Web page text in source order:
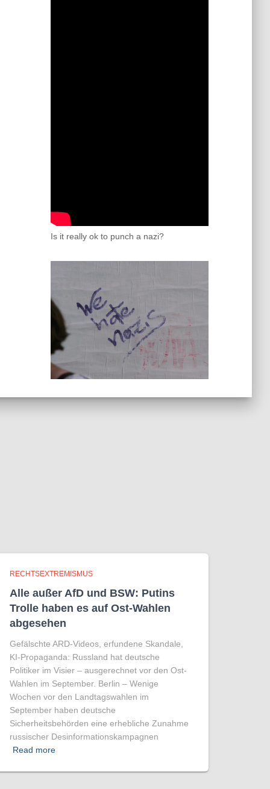
Is it really ok to punch a nazi?
RECHTSEXTREMISMUS
Alle außer AfD und BSW: Putins
Trolle haben es auf Ost-Wahlen
abgesehen
Gefälschte ARD-Videos, erfundene Skandale,
KI-Propaganda: Russland hat deutsche
Politiker im Visier – ausgerechnet vor den Ost-
Wahlen im September. Berlin – Wenige
Wochen vor den Landtagswahlen im
September haben deutsche
Sicherheitsbehörden eine erhebliche Zunahme
russischer Desinformationskampagnen
Read more